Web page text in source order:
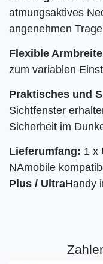
atmungsaktives
angenehmen
Flexible
zum variablen
Praktisches und
Sichtfenster
Sicherheit im
Lieferumfang: 1 x
NAmobile
Plus / UltraHandy